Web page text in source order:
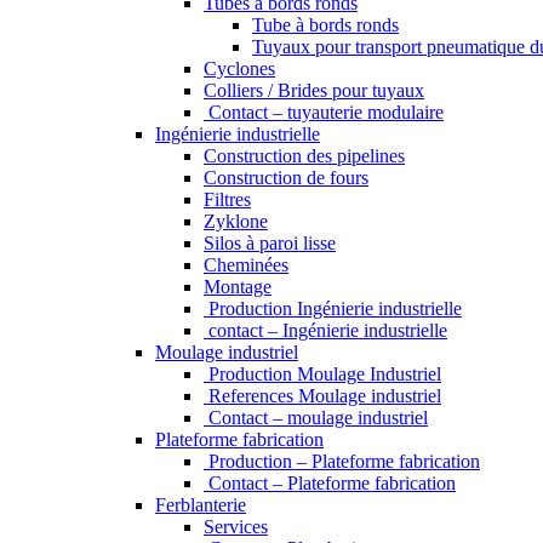
Tube à bords ronds
Tuyaux pour transport pneumatique
Cyclones
Colliers / Brides pour tuyaux
Contact – tuyauterie modulaire
Ingénierie industrielle
Construction des pipelines
Construction de fours
Filtres
Zyklone
Silos à paroi lisse
Cheminées
Montage
Production Ingénierie industrielle
contact – Ingénierie industrielle
Moulage industriel
Production Moulage Industriel
References Moulage industriel
Contact – moulage industriel
Plateforme fabrication
Production – Plateforme fabrication
Contact – Plateforme fabrication
Ferblanterie
Services